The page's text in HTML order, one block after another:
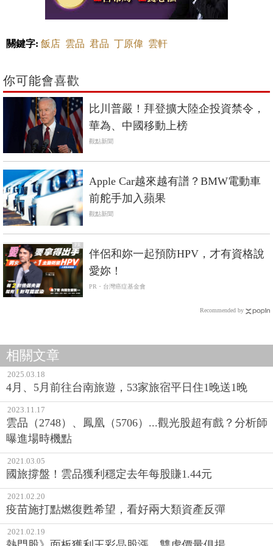
關鍵字: 飯店 雲品 君品 丁原偉 雲軒
你可能會喜歡
比川普嚴！拜登擴大陸企投資禁令，
華為、中國移動上榜
觀點新聞
Apple Car越來越有譜？BMW電動車
前舵手加入蘋果
觀點新聞
PR
伴侶和妳一起預防HPV，才有資格說
愛妳！
PR・台灣癌症基金會
Recommended by
相關文章
2025.03.18
4月、5月前往台南旅遊，53家旅宿平日住1晚送1晚
2023.11.17
雲品（2748）、鳳凰（5706）...觀光股超有戲？分析師
曝進場時機點
2021.03.05
國旅撐盤！雲品獲利穩定去年每股賺1.44元
2021.02.20
疫苗施打點燃復甦希望，看好兩大類資產反彈
2021.02.19